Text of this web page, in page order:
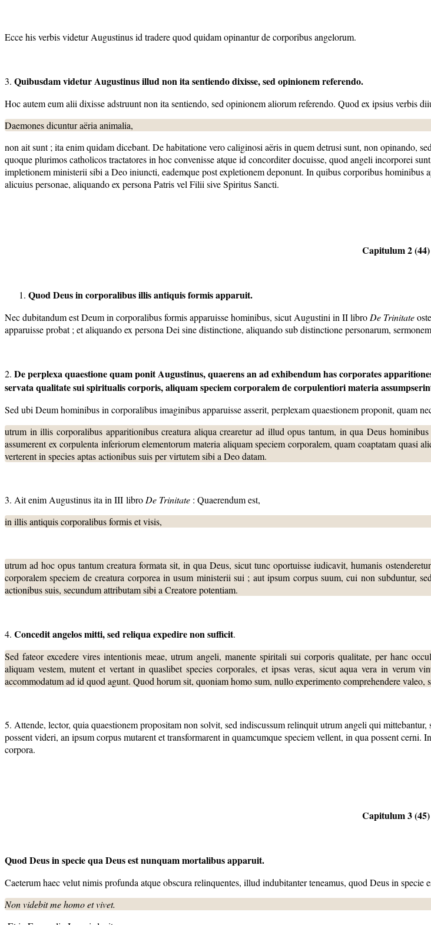
Ecce his verbis videtur Augustinus id tradere quod quidam opinantur de corporibus angelorum.
3. Quibusdam videtur Augustinus illud non ita sentiendo dixisse, sed opinionem referendo.
Hoc autem eum alii dixisse adstruunt non ita sentiendo, sed opinionem aliorum referendo. Quod ex ipsius verbis
Daemonesdicunturaëria animalia,
non aitsunt; ita enim quidam dicebant. De habitatione vero caliginosi aëris in quem detrusi sunt, non opinando,
quoque plurimos catholicos tractatores in hoc convenisse atque id concorditer docuisse, quod angeli incorporei
impletionem ministerii sibi a Deo iniuncti, eademque post expletionem deponunt. In quibus corporibus
alicuius personae, aliquando ex persona Patris vel Filii sive Spiritus Sancti.
Capitulum 2 (44)
Quod Deus in corporalibus illis antiquis formis apparuit.
Nec dubitandum est Deum in corporalibus formis apparuisse hominibus, sicut Augustini in II libro De Trinitate
apparuisse probat ; et aliquando ex persona Dei sine distinctione, aliquando sub distinctione personarum,
2. De perplexa quaestione quam ponit Augustinus, quaerens an ad exhibendum has corporates
servata qualitate sui spiritualis corporis, aliquam speciem corporalem de corpulentiori materia
Sed ubi Deum hominibus in corporalibus imaginibus apparuisse asserit, perplexam quaestionem proponit, quam
utrum in illis corporalibus apparitionibus creatura aliqua crearetur ad illud opus tantum, in qua Deus
assumerent ex corpulenta inferiorum elementorum materia aliquam speciem corporalem, quam coaptatam quasi
verterent in species aptas actionibus suis per virtutem sibi a Deo datam.
3. Ait enim Augustinus ita in III libro De Trinitate : Quaerendum est,
in illis antiquis corporalibus formis et visis,
utrum ad hoc opus tantum creatura formata sit, in qua Deus, sicut tunc oportuisse iudicavit, humanis
corporalem speciem de creatura corporea in usum ministerii sui ; aut ipsum corpus suum, cui non subduntur,
actionibus suis, secundum attributam sibi a Creatore potentiam.
4. Concedit angelos mitti, sed reliqua expedire non sufficit.
Sed fateor excedere vires intentionis meae, utrum angeli, manente spiritali sui corporis qualitate, per hanc
aliquam vestem, mutent et vertant in quaslibet species corporales, et ipsas veras, sicut aqua vera in
accommodatum ad id quod agunt. Quod horum sit, quoniam homo sum, nullo experimento comprehendere valeo,
5. Attende, lector, quia quaestionem propositam non solvit, sed indiscussum relinquit utrum angeli qui
possent videri, an ipsum corpus mutarent et transformarent in quamcumque speciem vellent, in qua possent
corpora.
Capitulum 3 (45)
Quod Deus in specie qua Deus est nunquam mortalibus apparuit.
Caeterum haec velut nimis profunda atque obscura relinquentes, illud indubitanter teneamus, quod Deus in
Non videbit me homo et vivet.